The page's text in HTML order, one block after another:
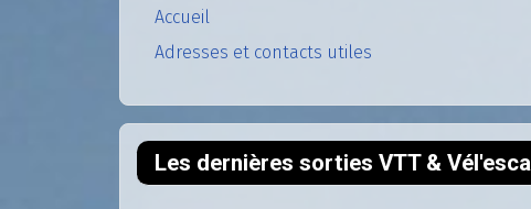
Accueil
Adresses et contacts utiles
Les dernières sorties VTT &